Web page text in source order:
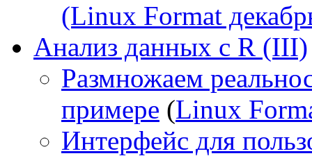
(Linux Format
Анализ данных с R (III)
Размножаем
примере (Linux
Интерфейс для